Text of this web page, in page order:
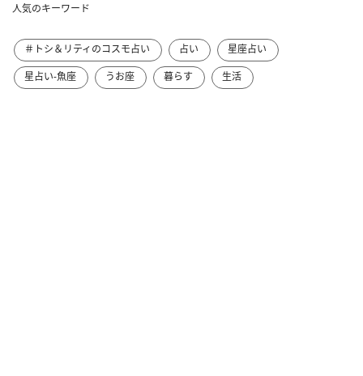
人気のキーワード
＃トシ＆リティのコスモ占い 占い
星座占い
星占い-魚座
うお座 暮らす 生活